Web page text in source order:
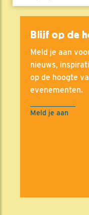
Blijf op de
Meld je aan
nieuws,
op de hoogte
evenementen.
Meld je aan